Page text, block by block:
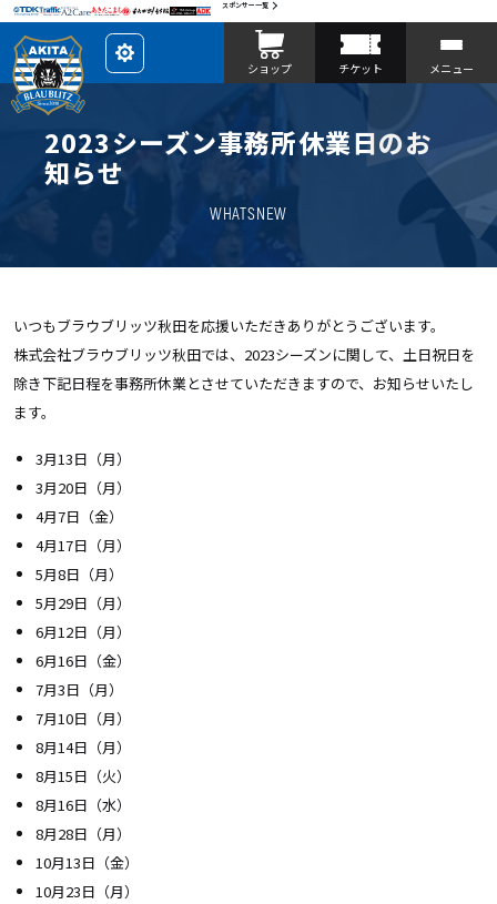
スポンサー一覧
レ
イ
ア
カ
ショップ チケット メニュー
2023シーズン事務所休業日のお
知らせ
WHATSNEW
いつもブラウブリッツ秋田を応援いただきありがとうございます。
株式会社ブラウブリッツ秋田では、2023シーズンに関して、土日祝日を
除き下記日程を事務所休業とさせていただきますので、お知らせいたし
ます。
3月13日（月）
3月20日（月）
4月7日（金）
4月17日（月）
5月8日（月）
5月29日（月）
6月12日（月）
6月16日（金）
7月3日（月）
7月10日（月）
8月14日（月）
8月15日（火）
8月16日（水）
8月28日（月）
10月13日（金）
10月23日（月）